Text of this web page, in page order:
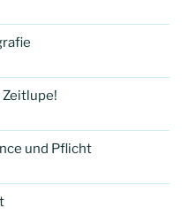
Zeitlupe!
und Pflicht